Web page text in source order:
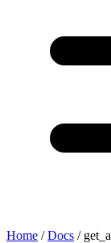
Home / Docs /